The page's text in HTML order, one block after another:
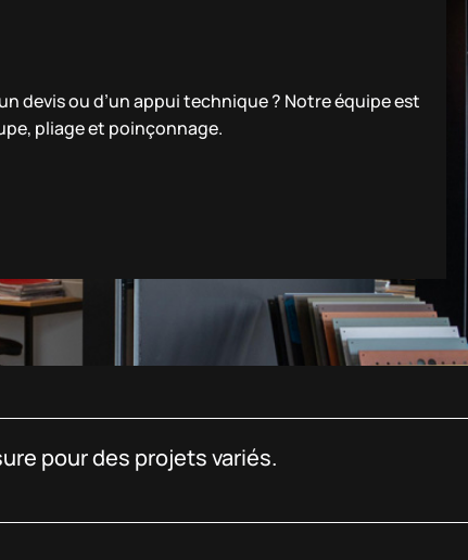
devis ou d’un appui technique ? Notre équipe est
pliage et poinçonnage.
pour des projets variés.